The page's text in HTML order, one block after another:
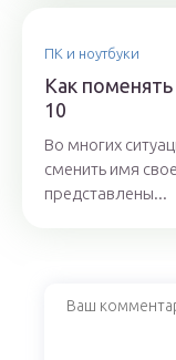
ПК и ноутбуки
Как
10
Во многих
сменить имя
представлены...